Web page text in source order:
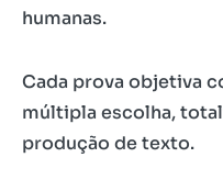
humanas.
Cada prova objetiva
múltipla escolha,
produção de texto.